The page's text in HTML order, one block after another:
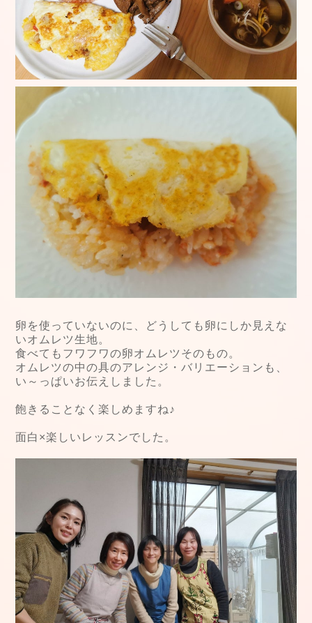
卵を使っていないのに、どうしても卵にしか見えな
いオムレツ生地。
食べてもフワフワの卵オムレツそのもの。
オムレツの中の具のアレンジ・バリエーションも、
い～っぱいお伝えしました。
飽きることなく楽しめますね♪
面白×楽しいレッスンでした。